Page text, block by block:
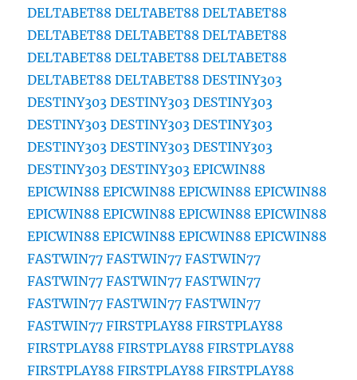
DELTABET88 DELTABET88 DELTABET88
DELTABET88 DELTABET88 DELTABET88
DELTABET88 DELTABET88 DELTABET88
DELTABET88 DELTABET88 DESTINY303
DESTINY303 DESTINY303 DESTINY303
DESTINY303 DESTINY303 DESTINY303
DESTINY303 DESTINY303 DESTINY303
DESTINY303 DESTINY303 EPICWIN88
EPICWIN88 EPICWIN88 EPICWIN88 EPICWIN88
EPICWIN88 EPICWIN88 EPICWIN88 EPICWIN88
EPICWIN88 EPICWIN88 EPICWIN88 EPICWIN88
FASTWIN77 FASTWIN77 FASTWIN77
FASTWIN77 FASTWIN77 FASTWIN77
FASTWIN77 FASTWIN77 FASTWIN77
FASTWIN77 FIRSTPLAY88 FIRSTPLAY88
FIRSTPLAY88 FIRSTPLAY88 FIRSTPLAY88
FIRSTPLAY88 FIRSTPLAY88 FIRSTPLAY88